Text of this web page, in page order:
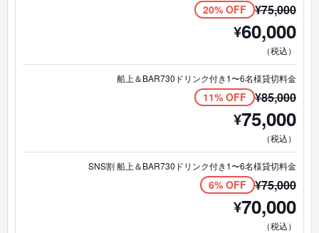
20% OFF ¥75,000
¥60,000
（税込）
船上＆BAR730ドリンク付き1〜6名様貸切料金
11% OFF ¥85,000
¥75,000
（税込）
SNS割 船上＆BAR730ドリンク付き1〜6名様貸切料金
6% OFF ¥75,000
¥70,000
（税込）